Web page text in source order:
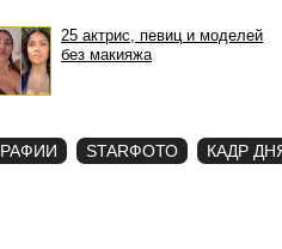
25 актрис, певиц и моделей
без макияжа
STARФОТО КАДР